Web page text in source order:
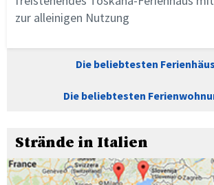
zur alleinigen Nutzung
Die beliebtesten
Die beliebtesten
Strände in Italien